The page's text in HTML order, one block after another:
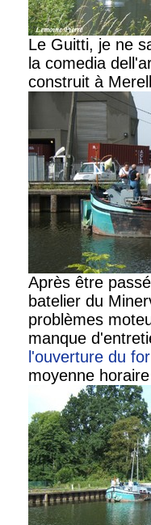
Le Guitti, je ne
la comedia
construit à
Après être
batelier du
problèmes
manque
l'ouverture du
moyenne